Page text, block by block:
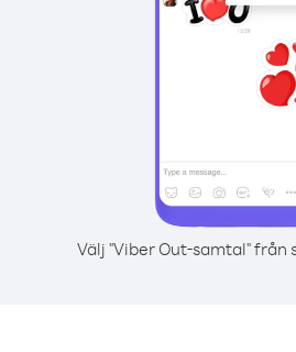
Välj "Viber Out-samtal" från